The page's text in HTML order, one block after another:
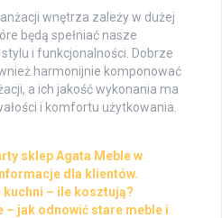
wnętrza zależy w dużej
będą spełniać nasze
i funkcjonalności. Dobrze
harmonijnie komponować
a ich jakość wykonania ma
i komfortu użytkowania.
sklep Agata Meble w
dla klientów.
kuchni – ile kosztują?
– jak odnowić stare meble i